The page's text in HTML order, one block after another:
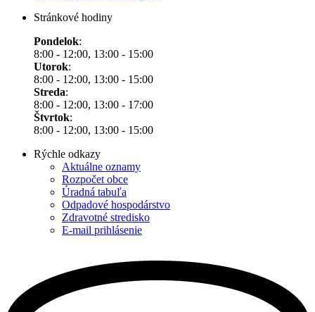
Stránkové hodiny
Pondelok:
8:00 - 12:00, 13:00 - 15:00
Utorok:
8:00 - 12:00, 13:00 - 15:00
Streda:
8:00 - 12:00, 13:00 - 17:00
Štvrtok:
8:00 - 12:00, 13:00 - 15:00
Rýchle odkazy
Aktuálne oznamy
Rozpočet obce
Úradná tabuľa
Odpadové hospodárstvo
Zdravotné stredisko
E-mail prihlásenie